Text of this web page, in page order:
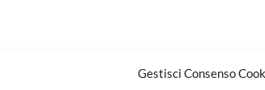
Gestisci Consenso